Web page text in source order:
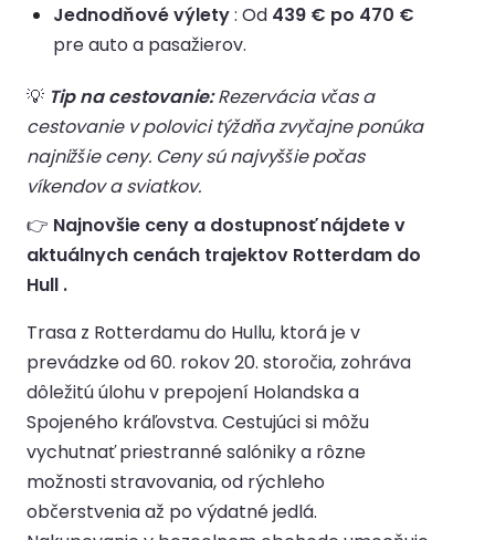
Jednodňové výlety: Od 439 € po 470 €
pre auto a pasažierov.
💡 Tip na cestovanie:Rezervácia včas a
cestovanie v polovici týždňa zvyčajne ponúka
najnižšie ceny. Ceny sú najvyššie počas
víkendov a sviatkov.
👉 Najnovšie ceny a dostupnosť nájdete v
aktuálnych cenách trajektov Rotterdam do
Hull .
Trasa z Rotterdamu do Hullu, ktorá je v
prevádzke od 60. rokov 20. storočia, zohráva
dôležitú úlohu v prepojení Holandska a
Spojeného kráľovstva. Cestujúci si môžu
vychutnať priestranné salóniky a rôzne
možnosti stravovania, od rýchleho
občerstvenia až po výdatné jedlá.